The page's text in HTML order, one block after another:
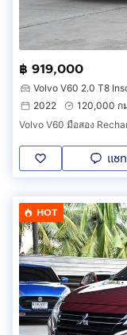
฿ 919,000
Volvo V60 2.0 T8
2022
120,000 ก
แชท
HOT